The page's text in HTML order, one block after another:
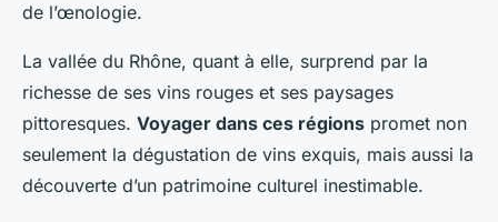
de l’œnologie.
La vallée du Rhône, quant à elle, surprend par la
richesse de ses vins rouges et ses paysages
pittoresques. Voyager dans ces régions promet non
seulement la dégustation de vins exquis, mais aussi la
découverte d’un patrimoine culturel inestimable.